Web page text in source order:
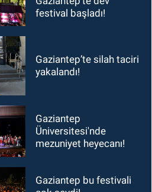
festival başladı!
Gaziantep’te silah taciri
yakalandı!
Gaziantep
Üniversitesi'nde
mezuniyet heyecanı!
Gaziantep bu festivali